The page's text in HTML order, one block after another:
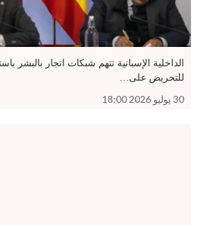
الداخلية الإسبانية تتهم شبكات اتجار بالبشر
للتحريض على…
30 يوليو 2026 18:00